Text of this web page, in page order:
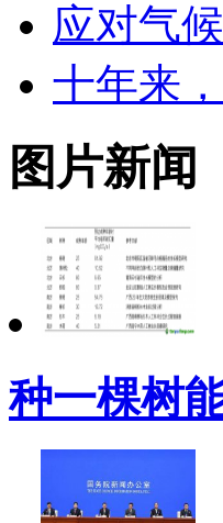
应对气
十年来
图片新闻
种一棵树